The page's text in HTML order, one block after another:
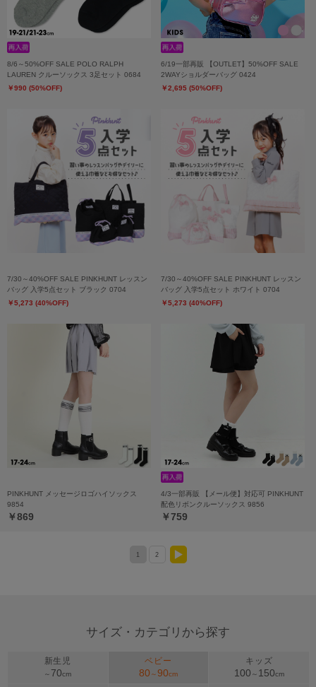
8/6～50%OFF SALE POLO RALPH
LAUREN クルーソックス 3足セット 0684
￥990 (50%OFF)
6/19一部再販 【OUTLET】50%OFF SALE
2WAYショルダーバッグ 0424
￥2,695 (50%OFF)
7/30～40%OFF SALE PINKHUNT レッスン
バッグ 入学5点セット ブラック 0704
￥5,273 (40%OFF)
7/30～40%OFF SALE PINKHUNT レッスン
バッグ 入学5点セット ホワイト 0704
￥5,273 (40%OFF)
PINKHUNT メッセージロゴハイソックス
9854
￥869
4/3一部再販 【メール便】対応可 PINKHUNT
配色リボンクルーソックス 9856
￥759
1 2
サイズ・カテゴリから探す
新生児
～ 70cm
ベビー
80 ～90cm
キッズ
100 ～ 150cm